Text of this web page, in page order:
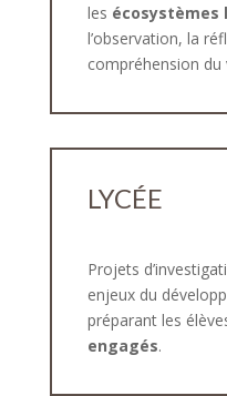
les écosystèmes
l’observation, la
compréhension du
LYCÉE
Projets
enjeux du
préparant les
engagés.